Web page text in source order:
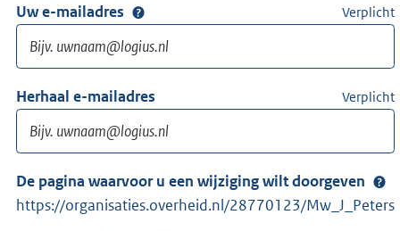
Uw e-mailadres Verplicht
Herhaal e-mailadres Verplicht
De pagina waarvoor u een wijziging wilt doorgeven
https://organisaties.overheid.nl/28770123/Mw_J_Peters